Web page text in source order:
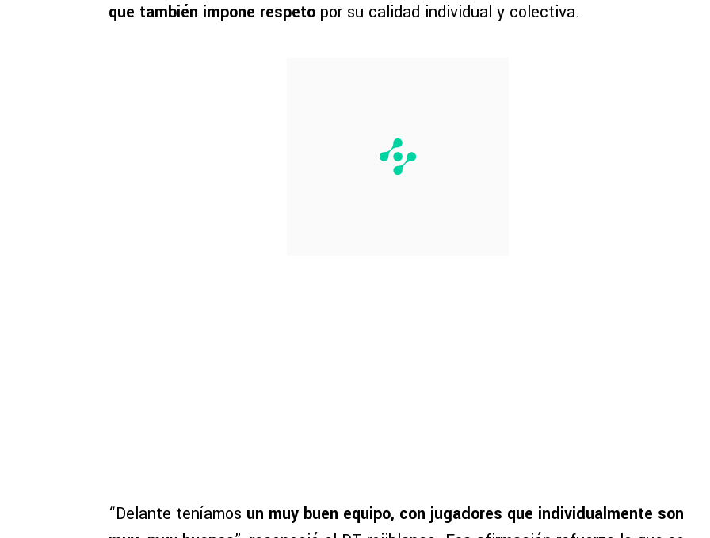
que también impone respeto por su calidad individual y colectiva.
“Delante teníamos un muy buen equipo, con jugadores que individualmente son